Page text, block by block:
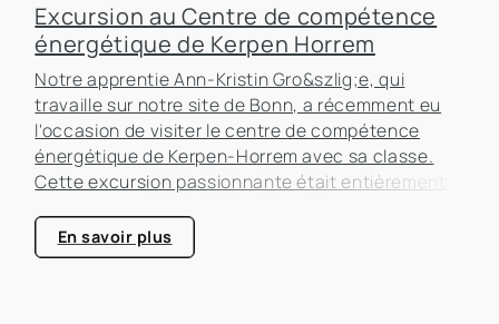
Excursion au Centre de compétence
énergétique de Kerpen Horrem
Notre apprentie Ann-Kristin Gro&szlig;e, qui
travaille sur notre site de Bonn, a récemment eu
l'occasion de visiter le centre de compétence
énergétique de Kerpen-Horrem avec sa classe.
Cette excursion passionnante était entièrement
bâtiments, un sujet qui prend de plus en plus
d'importance dans le secteur immobilier.
En savoir plus